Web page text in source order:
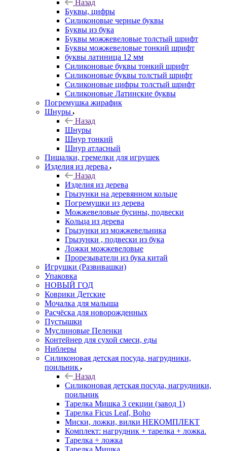
Назад
Буквы, цифры
Силиконовые черные буквы
Буквы из бука
Буквы можжевеловые толстый шрифт
Буквы можжевеловые тонкий шрифт
буквы латиница 12 мм
Силиконовые буквы тонкий шрифт
Силиконовые буквы толстый шрифт
Силиконовые цифры толстый шрифт
Силиконовые Латинские буквы
Погремушка жирафик
Шнуры
Назад
Шнуры
Шнур тонкий
Шнур атласный
Пищалки, гремелки для игрушек
Изделия из дерева
Назад
Изделия из дерева
Грызунки на деревянном кольце
Погремушки из дерева
Можжевеловые бусины, подвески
Кольца из дерева
Грызунки из можжевельника
Грызунки , подвески из бука
Ложки можжевеловые
Прорезыватели из бука китай
Игрушки (Развивашки)
Упаковка
НОВЫЙ ГОД
Коврики Детские
Мочалка для малыша
Расчёска для новорожденных
Пустышки
Муслиновые Пеленки
Контейнер для сухой смеси, еды
Ниблеры
Силиконовая детская посуда, нагрудники,
поильник
Назад
Силиконовая детская посуда, нагрудники,
поильник
Тарелка Мишка 3 секции (завод 1)
Тарелка Ficus Leaf, Boho
Миски, ложки, вилки НЕКОМПЛЕКТ
Комплект: нагрудник + тарелка + ложка.
Тарелка + ложка
Тарелка Мишка